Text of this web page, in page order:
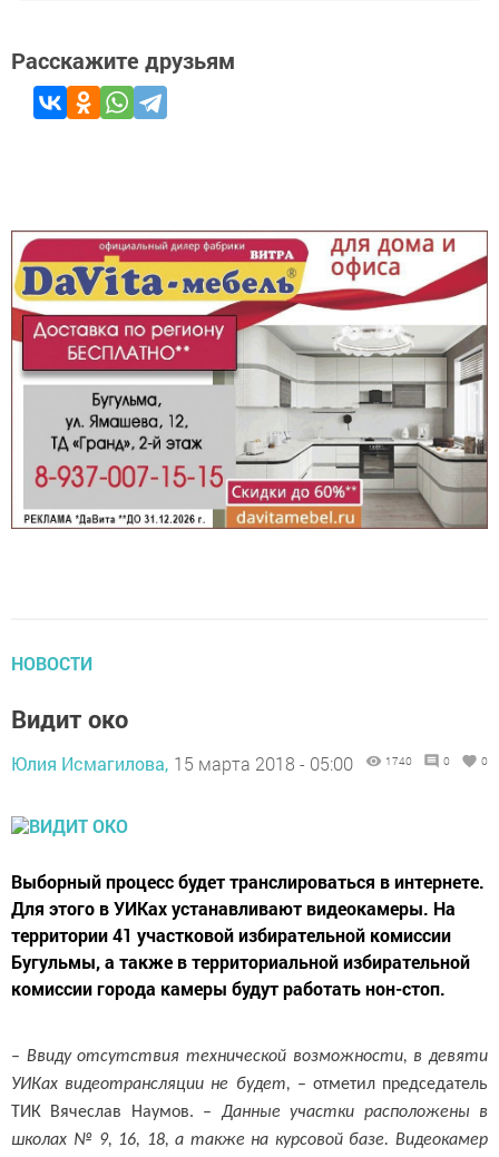
Расскажите друзьям
НОВОСТИ
Видит око
Юлия Исмагилова, 15 марта 2018 - 05:00 1740 0 0
Выборный процесс будет транслироваться в интернете.
Для этого в УИКах устанавливают видеокамеры. На
территории 41 участковой избирательной комиссии
Бугульмы, а также в территориальной избирательной
комиссии города камеры будут работать нон-стоп.
– Ввиду отсутствия технической возможности, в девяти
УИКах видеотрансляции не будет, – отметил председатель
ТИК Вячеслав Наумов. – Данные участки расположены в
школах № 9, 16, 18, а также на курсовой базе. Видеокамер